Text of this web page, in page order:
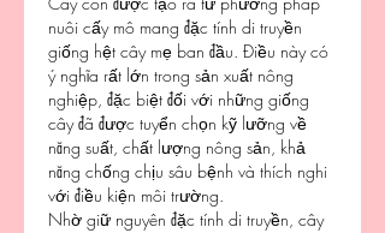
nuôi cấy mô mang đặc tính di truyền
giống hệt cây mẹ ban đầu. Điều này có
ý nghĩa rất lớn trong sản xuất nông
nghiệp, đặc biệt đối với những giống
cây đã được tuyển chọn kỹ lưỡng về
năng suất, chất lượng nông sản, khả
năng chống chịu sâu bệnh và thích nghi
với điều kiện môi trường.
Nhờ giữ nguyên đặc tính di truyền, cây